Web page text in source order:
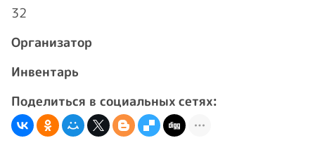
32
Организатор
Инвентарь
Поделиться в социальных сетях: